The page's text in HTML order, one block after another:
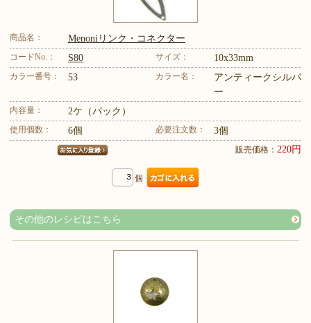
商品名： Menoniリンク・コネクター
コードNo.： S80 サイズ： 10x33mm
カラー番号： 53 カラー名：
アンティークシルバ
ー
内容量： 2ケ（パック）
使用個数： 6個 必要注文数： 3個
販売価格： 220円
個
その他のレシピはこちら